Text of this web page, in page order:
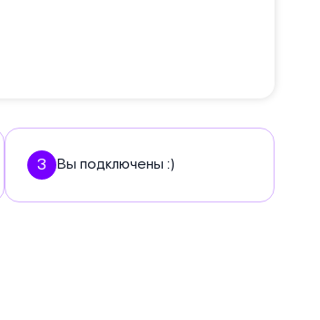
3 Вы подключены :)